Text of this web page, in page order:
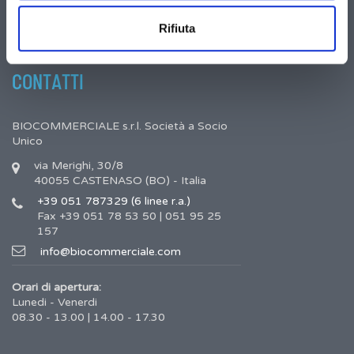
Rifiuta
Cookie policy
CONTATTI
BIOCOMMERCIALE s.r.l. Società a Socio
Unico
via Merighi, 30/8
40055 CASTENASO (BO) - Italia
+39 051 787329 (6 linee r.a.)
Fax +39 051 78 53 50 | 051 95 25
157
info@biocommerciale.com
Orari di apertura:
Lunedi - Venerdi
08.30 - 13.00 | 14.00 - 17.30